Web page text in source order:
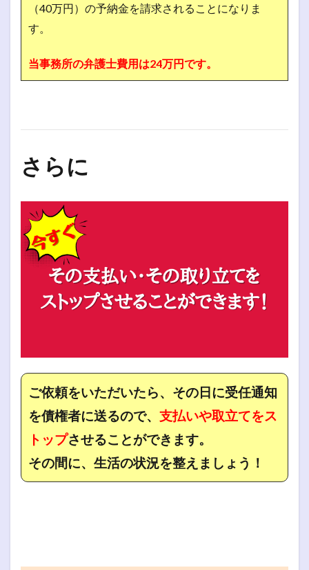
（40万円）の予納金を請求されることになりま
す。
当事務所の弁護士費用は24万円です。
さらに
ご依頼をいただいたら、その日に受任通知
を債権者に送るので、 支払いや取立てをス
トップさせることができます。
その間に、生活の状況を整えましょう！